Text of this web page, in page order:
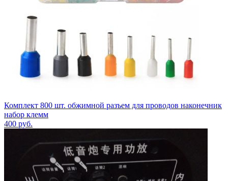
Комплект 800 шт. обжимной разъем для проводов наконечник
набор клемм
400 руб.